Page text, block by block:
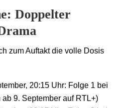
Doppelter
zum Auftakt die volle Dosis
20:15 Uhr: Folge 1 bei
ab 9. September auf RTL+)